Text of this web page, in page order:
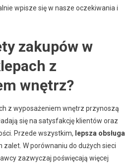
wpisze się w nasze oczekiwania i
zakupów w
z
wnętrz?
z wyposażeniem wnętrz przynoszą
się na satysfakcję klientów oraz
Przede wszystkim, lepsza obsługa
zalet. W porównaniu do dużych sieci
zazwyczaj poświęcają więcej